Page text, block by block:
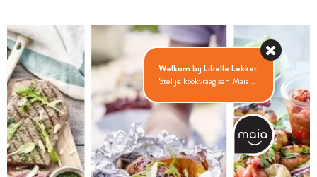
Welkom bij Libelle Lekker!
Stel je kookvraag aan Maia...